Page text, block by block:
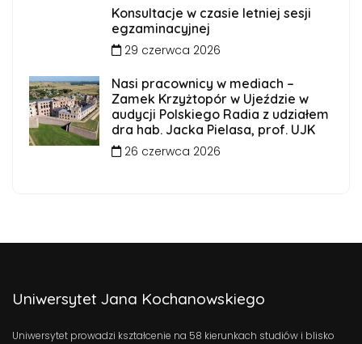
Konsultacje w czasie letniej sesji
egzaminacyjnej
29 czerwca 2026
Nasi pracownicy w mediach –
Zamek Krzyżtopór w Ujeździe w
audycji Polskiego Radia z udziałem
dra hab. Jacka Pielasa, prof. UJK
26 czerwca 2026
Uniwersytet Jana Kochanowskiego
Uniwersytet prowadzi kształcenie na 58 kierunkach studiów i blisko